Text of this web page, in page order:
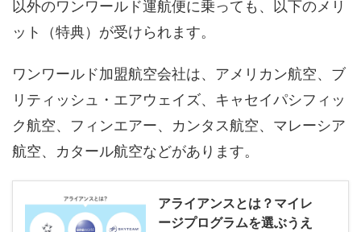
以外のワンワールド運航便に乗っても、以下のメリ
ット（特典）が受けられます。
ワンワールド加盟航空会社は、アメリカン航空、ブ
リティッシュ・エアウェイズ、キャセイパシフィッ
ク航空、フィンエアー、カンタス航空、マレーシア
航空、カタール航空などがあります。
アライアンスとは？マイレ
ージプログラムを選ぶうえ